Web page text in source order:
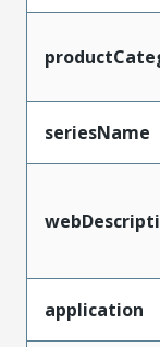
seriesName
application